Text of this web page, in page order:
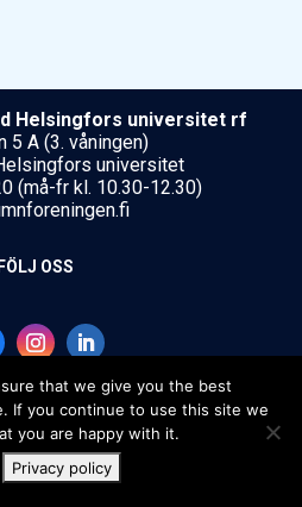
Helsing­fors uni­ver­si­tet rf
5 A (3. våningen)
universitet
(må-fr kl. 10.30-12.30)
FÖLJ OSS
string="Copyright"]
that we give you the best
If you continue to use this site we
you are happy with it.
Privacy policy